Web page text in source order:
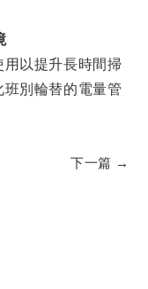
以提升長時間掃
別輪替的電量管
下一篇